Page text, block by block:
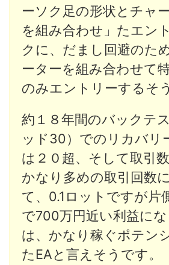
ーソク足の形状とチャ
を組み合わせ」たエン
クに、だまし回避のた
ーターを組み合わせて
のみエントリーするそ
約１８年間のバックテ
ッド30）でのリカバリ
は２０超、そして取引
かなり多めの取引回数
て、0.1ロットですが片
で700万円近い利益に
は、かなり稼ぐポテン
たEAと言えそうです。